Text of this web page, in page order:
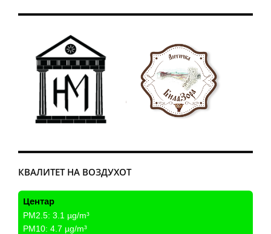
КВАЛИТЕТ НА ВОЗДУХОТ
Центар
PM2.5: 3.1 µg/m³
PM10: 4.7 µg/m³